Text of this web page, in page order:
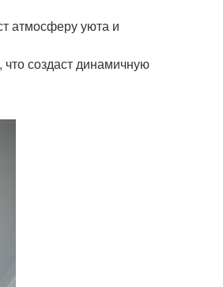
атмосферу уюта и
создаст динамичную